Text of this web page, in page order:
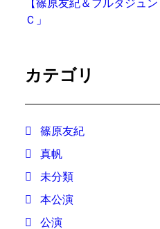
【篠原友紀＆フルタジュ
Ｃ」
カテゴリ
篠原友紀
真帆
未分類
本公演
公演